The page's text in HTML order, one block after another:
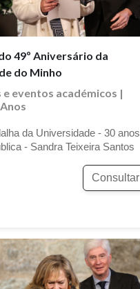
49º Aniversário da
do Minho
e eventos académicos |
da Universidade - 30 anos
- Sandra Teixeira Santos
Consultar